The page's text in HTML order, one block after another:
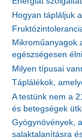
Hogyan tápláljuk
Mikroműanyagok
egészségesen
Milyen típusai
Táplálékok,
A testünk nem a
és betegségek
Gyógynövények,
salaktalanításra